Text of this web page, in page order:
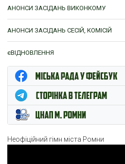
АНОНСИ ЗАСІДАНЬ ВИКОНКОМУ
АНОНСИ ЗАСІДАНЬ СЕСІЙ, КОМІСІЙ
єВІДНОВЛЕННЯ
ЦНАП м. Ромни
Неофіційний гімн міста Ромни